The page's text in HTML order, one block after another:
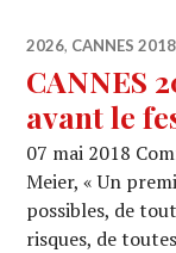
2026, CANNES 2018
CANNES
avant le
07 mai 2018
Meier, « Un
possibles, de
risques, de